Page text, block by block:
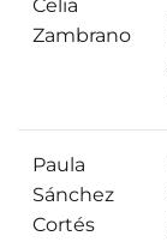
Celia
Zambrano
Paula
Sánchez
Cortés